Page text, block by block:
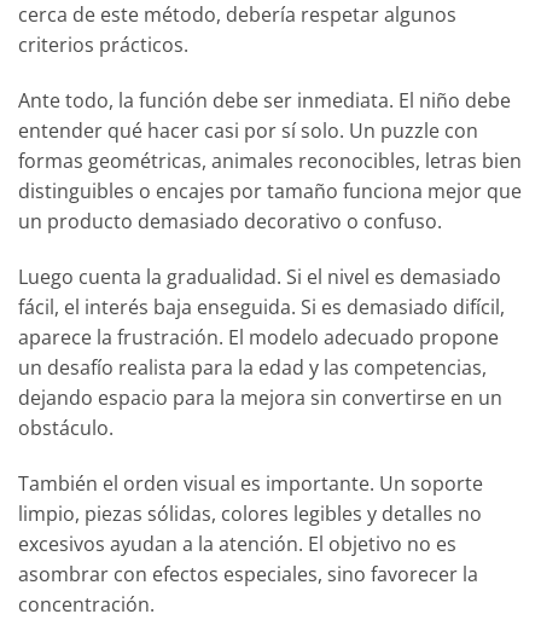
cerca de este método, debería respetar algunos
criterios prácticos.
Ante todo, la función debe ser inmediata. El niño debe
entender qué hacer casi por sí solo. Un puzzle con
formas geométricas, animales reconocibles, letras bien
distinguibles o encajes por tamaño funciona mejor que
un producto demasiado decorativo o confuso.
Luego cuenta la gradualidad. Si el nivel es demasiado
fácil, el interés baja enseguida. Si es demasiado difícil,
aparece la frustración. El modelo adecuado propone
un desafío realista para la edad y las competencias,
dejando espacio para la mejora sin convertirse en un
obstáculo.
También el orden visual es importante. Un soporte
limpio, piezas sólidas, colores legibles y detalles no
excesivos ayudan a la atención. El objetivo no es
asombrar con efectos especiales, sino favorecer la
concentración.